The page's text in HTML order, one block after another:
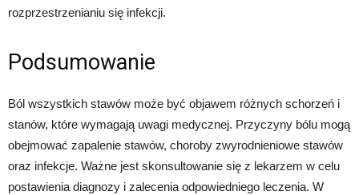
rozprzestrzenianiu się infekcji.
Podsumowanie
Ból wszystkich stawów może być objawem różnych schorzeń i
stanów, które wymagają uwagi medycznej. Przyczyny bólu mogą
obejmować zapalenie stawów, choroby zwyrodnieniowe stawów
oraz infekcje. Ważne jest skonsultowanie się z lekarzem w celu
postawienia diagnozy i zalecenia odpowiedniego leczenia. W